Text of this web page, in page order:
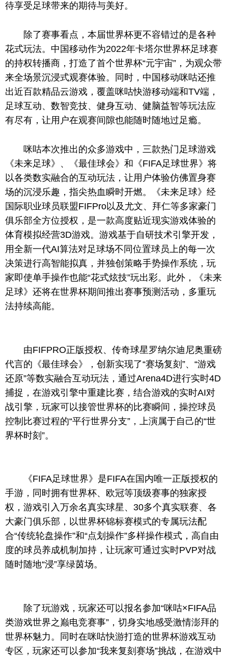
待享受足球带来的期待与美好。
除了赛事看点，本届世界杯更不容错过的是各种
花式玩法。中国移动作为2022年卡塔尔世界杯足球赛
的持权转播商，打造了首个世界杯“元宇宙”，为观众带
来全场景沉浸式观赛体验。同时，中国移动咪咕还推
出近百款精品云游戏，覆盖咪咕快游移动端和TV端，
足球互动、数智竞技、健身互动、健脑益智等玩法应
有尽有，让用户在观赛间隙也能随时随地过足瘾。
咪咕本次推出的众多游戏中，三款热门足球游戏
《未来足球》、《最佳球会》和《FIFA足球世界》将
以各类数实融合的互动玩法，让用户体验仿佛置身赛
场的沉浸乐趣，指尖热血瞬时开燃。《未来足球》经
国际职业球员联盟FIFPro以及尤文、拜仁等多家豪门
俱乐部全方位授权，是一款高度贴近现实游戏体验的
体育模拟经营3D游戏。游戏基于自研技术引擎开发，
用全新一代AI算法对足球场不同位置球员上的每一次
决策进行高智能拟真，并独创策略手势操作系统，玩
家即使单手操作也能“花式炫技”玩出彩。此外，《未来
足球》还将在世界杯期间推出赛事预测活动，多重玩
法持续高能。
由FIFPRO正版授权、传奇球星罗纳尔迪尼奥重磅
代言的《最佳球会》，创新实现了“赛场复刻”、“游戏
还原”等数实融合互动玩法，通过Arena4D进行实时4D
捕捉，在游戏引擎中重建比赛，结合游戏的实时AI对
战引擎，玩家可以接管世界杯的比赛瞬间，操控球员
控制比赛过程的“平行世界分支”，上演属于自己的“世
界杯时刻”。
《FIFA足球世界》是FIFA在国内唯一正版授权的
手游 ， 同时拥有世界杯、欧冠等顶级赛事的独家授
权，游戏引入万余名真实球星、30多个真实联赛、各
大豪门俱乐部，以世界杯锦标赛模式的专属玩法配
合“传统轮盘操作”和“点划操作”多样操作模式，高自由
度的球员养成机制加持，让玩家可通过实时PVP对战
随时随地“浸”享绿茵场。
除了玩游戏，玩家还可以报名参加“咪咕×FIFA品
类游戏世界之巅电竞赛事”，切身实地感受激情澎拜的
世界杯魅力。同时在咪咕快游打造的世界杯游戏互动
专区，玩家还可以参加“我来复刻赛场”挑战，在游戏中